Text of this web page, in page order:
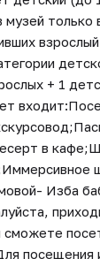
музей только
+ 1
в
Изба
сможете
посещения